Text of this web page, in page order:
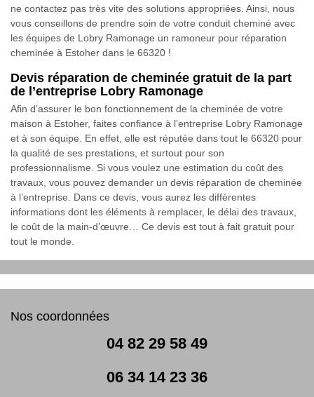
ne contactez pas très vite des solutions appropriées. Ainsi, nous
vous conseillons de prendre soin de votre conduit cheminé avec
les équipes de Lobry Ramonage un ramoneur pour réparation
cheminée à Estoher dans le 66320 !
Devis réparation de cheminée gratuit de la part
de l’entreprise Lobry Ramonage
Afin d’assurer le bon fonctionnement de la cheminée de votre
maison à Estoher, faites confiance à l’entreprise Lobry Ramonage
et à son équipe. En effet, elle est réputée dans tout le 66320 pour
la qualité de ses prestations, et surtout pour son
professionnalisme. Si vous voulez une estimation du coût des
travaux, vous pouvez demander un devis réparation de cheminée
à l’entreprise. Dans ce devis, vous aurez les différentes
informations dont les éléments à remplacer, le délai des travaux,
le coût de la main-d’œuvre… Ce devis est tout à fait gratuit pour
tout le monde.
Nos coordonnées
04 82 29 58 49
06 34 14 23 36